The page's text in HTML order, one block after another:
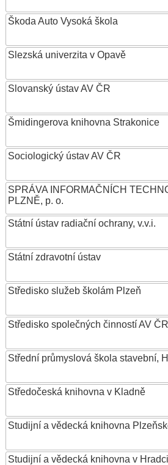
Škoda Auto Vysoká škola
Slezská univerzita v Opavě
Slovanský ústav AV ČR
Šmidingerova knihovna Strakonice
Sociologický ústav AV ČR
SPRÁVA INFORMAČNÍCH
PLZNĚ, p. o.
Státní ústav radiační ochrany, v.v.i.
Státní zdravotní ústav
Středisko služeb školám Plzeň
Středisko společných činností AV ČR
Střední průmyslová škola stavební,
Středočeská knihovna v Kladně
Studijní a vědecká knihovna
Studijní a vědecká knihovna v